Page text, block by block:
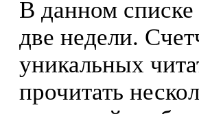
В данном списке
две недели.
уникальных
прочитать